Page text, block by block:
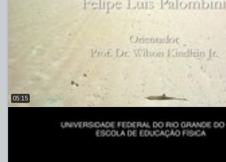
05:15